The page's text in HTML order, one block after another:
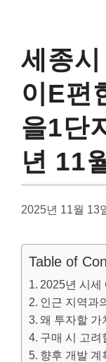
세종
이E편
을1단
년 11
2025년 11월 13
Table of
2025년 시세
인근 지역과
왜 투자할 가
구매 시 고려
향후 개발 계